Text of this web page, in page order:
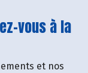
vous à la
et nos